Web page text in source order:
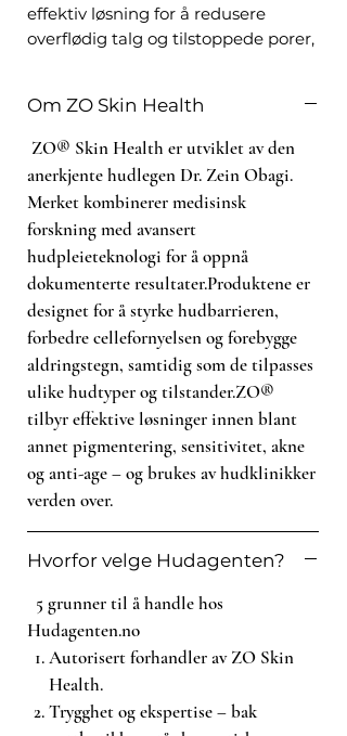
effektiv løsning for å redusere
overflødig talg og tilstoppede porer,
hver dag og trenger ikke skylles av,
noe som gjør dem perfekte for
travle personer på farten. Produktet
er ideelt for alle hudtyper, og vil
hjelpe deg med å opprettholde en
sunn og klar hud. Legg til ZO
Complexion renewal pads i din
hudpleierutine og opplev den
fantastiske forskjellen selv
Fordeler
• Reduserer talg på hudoverflaten
og eksfolierer døde hudceller
• Forebygger tilstopping av porer og
kviseutbrudd
• Tilfører fuktighet og antioksidanter
• Virker inflammatorisk
Bruk
morgen og kveld.
Nøkkelingredienser
• Salisylsyre: Kjemisk eksfoliant,
antiinflammatorisk, antibakteriell
Om ZO Skin Health
ZO® Skin Health er utviklet av den
anerkjente hudlegen Dr. Zein Obagi.
Merket kombinerer medisinsk
forskning med avansert
hudpleieteknologi for å oppnå
dokumenterte resultater.Produktene er
designet for å styrke hudbarrieren,
forbedre cellefornyelsen og forebygge
aldringstegn, samtidig som de tilpasses
ulike hudtyper og tilstander.ZO®
tilbyr effektive løsninger innen blant
annet pigmentering, sensitivitet, akne
og anti-age – og brukes av hudklinikker
verden over.
Hvorfor velge Hudagenten?
5 grunner til å handle hos
Hudagenten.no
Autorisert forhandler av ZO Skin
Health.
Trygghet og ekspertise – bak